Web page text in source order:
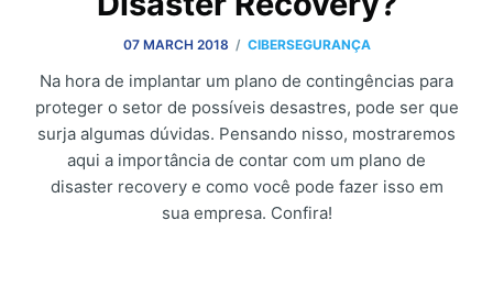
07 MARCH 2018 / CIBERSEGURANÇA
Na hora de implantar um plano de contingências para
proteger o setor de possíveis desastres, pode ser que
surja algumas dúvidas. Pensando nisso, mostraremos
aqui a importância de contar com um plano de
disaster recovery e como você pode fazer isso em
sua empresa. Confira!